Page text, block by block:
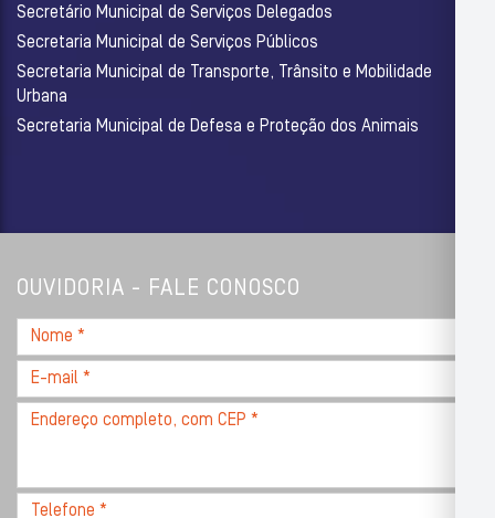
Secretário Municipal de Serviços Delegados
Secretaria Municipal de Serviços Públicos
Secretaria Municipal de Transporte, Trânsito e Mobilidade
Urbana
Secretaria Municipal de Defesa e Proteção dos Animais
OUVIDORIA - FALE CONOSCO
Nome
*
E-
mail
Endereço
CEP
Telefone